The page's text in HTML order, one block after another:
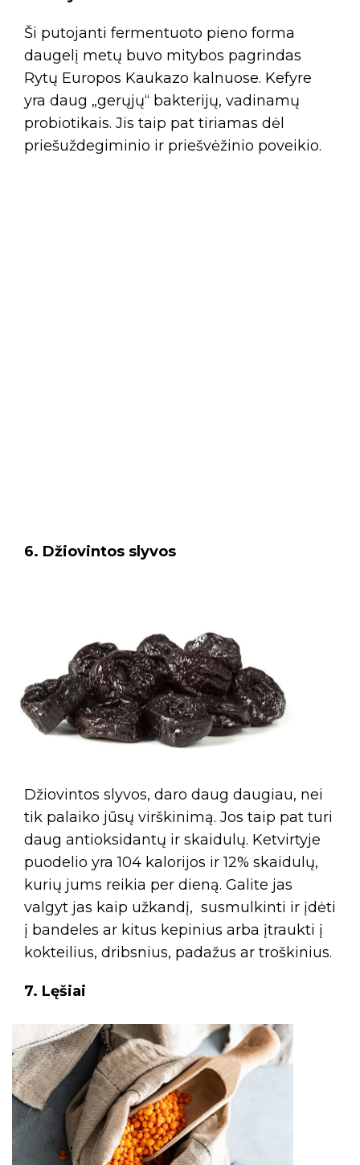
Ši putojanti fermentuoto pieno forma
daugelį metų buvo mitybos pagrindas
Rytų Europos Kaukazo kalnuose. Kefyre
yra daug „gerųjų“ bakterijų, vadinamų
probiotikais. Jis taip pat tiriamas dėl
priešuždegiminio ir priešvėžinio poveikio.
6. Džiovintos slyvos
Džiovintos slyvos, daro daug daugiau, nei
tik palaiko jūsų virškinimą. Jos taip pat turi
daug antioksidantų ir skaidulų. Ketvirtyje
puodelio yra 104 kalorijos ir 12% skaidulų,
kurių jums reikia per dieną. Galite jas
valgyt jas kaip užkandį, susmulkinti ir įdėti
į bandeles ar kitus kepinius arba įtraukti į
kokteilius, dribsnius, padažus ar troškinius.
7. Lęšiai